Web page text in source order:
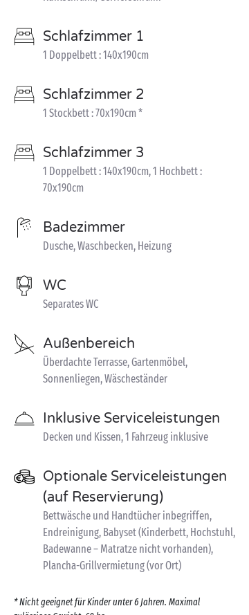
Schlafzimmer 1
1 Doppelbett : 140x190cm
Schlafzimmer 2
1 Stockbett : 70x190cm *
Schlafzimmer 3
1 Doppelbett : 140x190cm, 1 Hochbett :
70x190cm
Badezimmer
Dusche, Waschbecken, Heizung
WC
Separates WC
Außenbereich
Überdachte Terrasse, Gartenmöbel,
Sonnenliegen, Wäscheständer
Inklusive Serviceleistungen
Decken und Kissen, 1 Fahrzeug inklusive
Optionale Serviceleistungen
(auf Reservierung)
Bettwäsche und Handtücher inbegriffen,
Endreinigung, Babyset (Kinderbett, Hochstuhl,
Badewanne – Matratze nicht vorhanden),
Plancha-Grillvermietung (vor Ort)
* Nicht geeignet für Kinder unter 6 Jahren. Maximal